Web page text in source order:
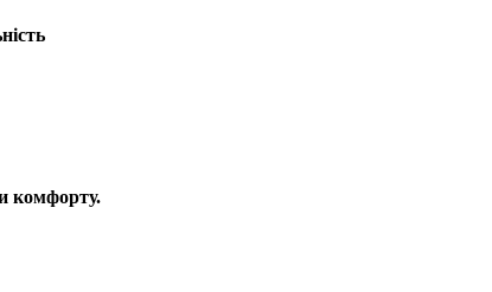
комфорту.